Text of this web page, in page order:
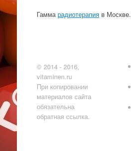
Гамма радиотерапияв Москве.
© 2014 - 2016,
vitaminen.ru
При копировании
материалов сайта
обязательна
обратная ссылка.